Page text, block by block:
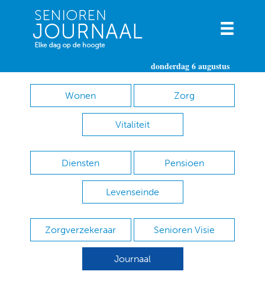
donderdag 6 augustus
Wonen Zorg
Vitaliteit
Diensten Pensioen
Levenseinde
Zorgverzekeraar Senioren Visie
Journaal